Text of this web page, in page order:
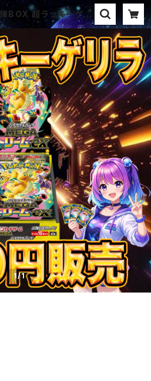
BOX 超ラッキーゲリ
リパ ブラザーズ オリ
カ、ワンピース、遊戯
ス、ドラゴンボール)
1/1